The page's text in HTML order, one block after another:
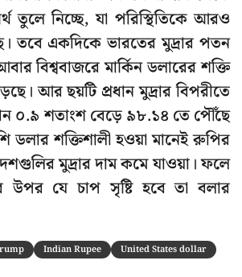
তুলে নিচ্ছে, যা পরিস্থিতিকে আরও
তবে একদিকে ভারতের মুদ্রার পতন
বিশ্ববাজরে মার্কিন ডলারের শক্তি
আর ছয়টি প্রধান মুদ্রার বিপরীতে
০.৯ শতাংশ বেড়ে ৯৮.১৪ তে পৌঁছে
ডলার শক্তিশালী হওয়া মানেই রুপির
মুদ্রার দাম কমে যাওয়া। ফলে
উপর যে চাপ সৃষ্টি হবে তা বলার
Indian Rupee United States dollar